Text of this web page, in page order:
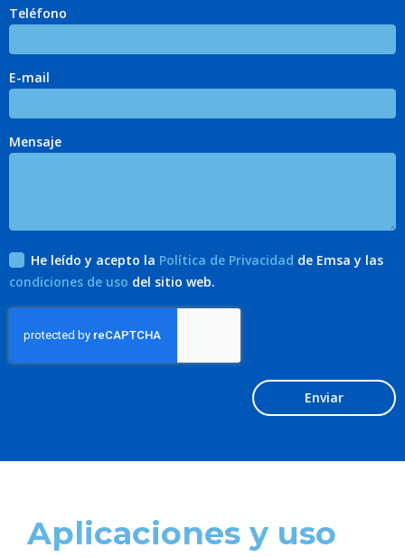
Teléfono
E-mail
Mensaje
He leído y acepto la Política de Privacidad de Emsa y las
condiciones de uso del sitio web.
Enviar
Aplicaciones y uso